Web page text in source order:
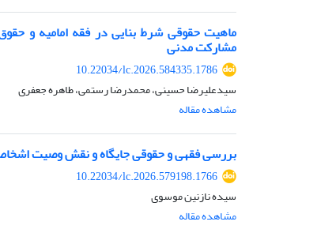
ماهیت حقوقی شرط بنایی در فقه امامیه و حقوق
مشارکت مدنی
10.22034/lc.2026.584335.1786
سیدعلیرضا حسینی، محمدرضا رستمی، طاهره جعفری
مشاهده مقاله
بررسی فقهی و حقوقی جایگاه و نقش وصیت
10.22034/lc.2026.579198.1766
سیده نازنین موسوی
مشاهده مقاله